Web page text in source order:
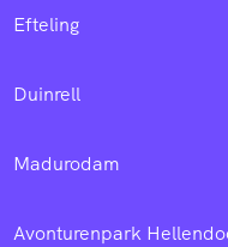
Efteling
Duinrell
Madurodam
Avonturenpark